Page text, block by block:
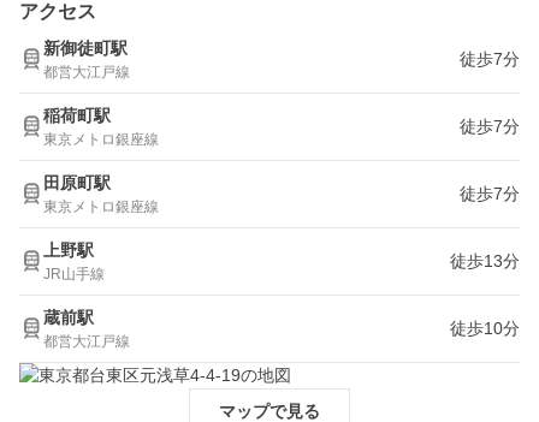
アクセス
新御徒町駅
都営大江戸線
徒歩7分
稲荷町駅
東京メトロ銀座線
徒歩7分
田原町駅
東京メトロ銀座線
徒歩7分
上野駅
JR山手線
徒歩13分
蔵前駅
都営大江戸線
徒歩10分
マップで見る